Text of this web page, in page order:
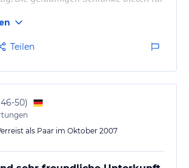
ist das dazubuchbare
lecker und mehr als
S. begrüßt Ihre Gäste herzlich und
Tipps für Wanderungen. Die beiden
auch im nächsten Jahr ihren
Daheim bei Fam. S.
Teilen
46-50)
als Paar im Oktober 2007